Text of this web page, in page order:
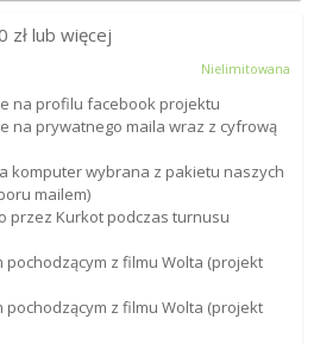
zł lub więcej
Nielimitowana
na profilu facebook projektu
na prywatnego maila wraz z cyfrową
komputer wybrana z pakietu naszych
mailem)
przez Kurkot podczas turnusu
pochodzącym z filmu Wolta (projekt
z filmu Wolta (projekt